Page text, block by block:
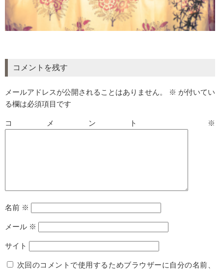
コメントを残す
メールアドレスが公開されることはありません。 ※ が付いてい
る欄は必須項目です
コメント ※
名前 ※
メール ※
サイト
次回のコメントで使用するためブラウザーに自分の名前、